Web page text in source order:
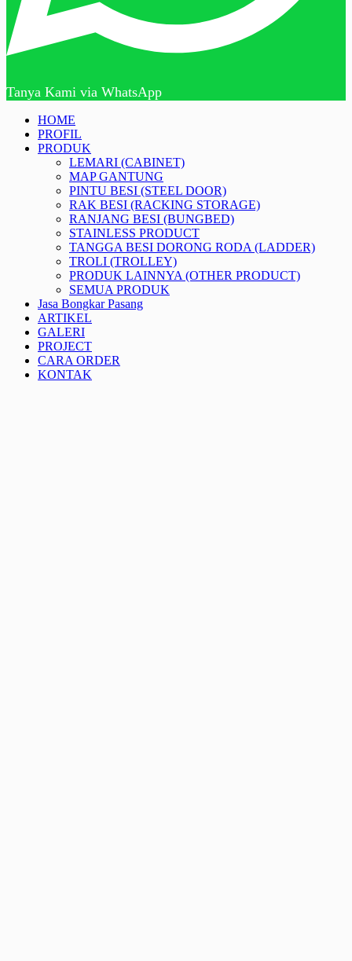
Tanya Kami via WhatsApp
HOME
PROFIL
PRODUK
LEMARI (CABINET)
MAP GANTUNG
PINTU BESI (STEEL DOOR)
RAK BESI (RACKING STORAGE)
RANJANG BESI (BUNGBED)
STAINLESS PRODUCT
TANGGA BESI DORONG RODA (LADDER)
TROLI (TROLLEY)
PRODUK LAINNYA (OTHER PRODUCT)
SEMUA PRODUK
Jasa Bongkar Pasang
ARTIKEL
GALERI
PROJECT
CARA ORDER
KONTAK